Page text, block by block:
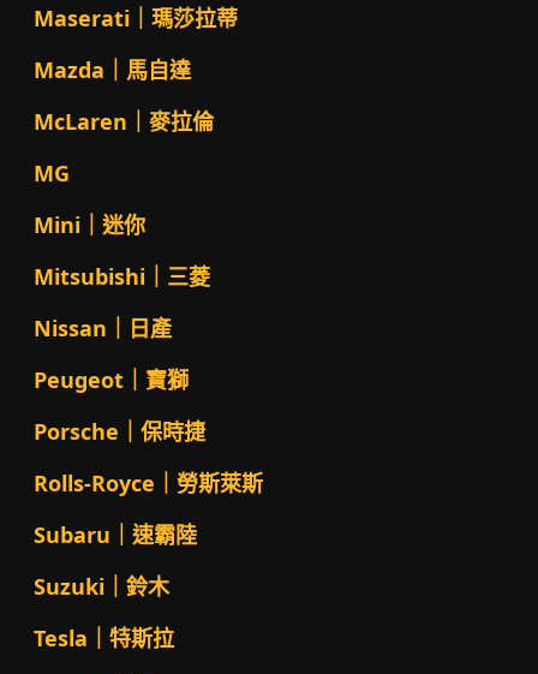
Maserati｜瑪莎拉蒂
Mazda｜馬自達
McLaren｜麥拉倫
MG
Mini｜迷你
Mitsubishi｜三菱
Nissan｜日產
Peugeot｜寶獅
Porsche｜保時捷
Rolls-Royce｜勞斯萊斯
Subaru｜速霸陸
Suzuki｜鈴木
Tesla｜特斯拉